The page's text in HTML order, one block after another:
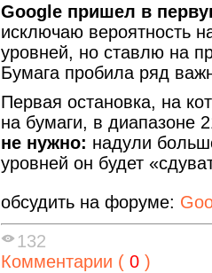
Google пришел в
исключаю вероятность
уровней, но ставлю на
Бумага пробила ряд
Первая остановка, на
на бумаги, в диапазоне
не нужно: надули
уровней он будет
обсудить на форуме:
132
Комментарии ( 0 )